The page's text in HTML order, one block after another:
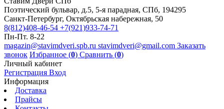
Поэтический бульвар, д.5, 5-я парадная, СПб, 194295
Санкт-Петербург, Октябрьская набережная, 50
8(812)408-46-54 +7(921)933-74-71
Пн-Пт. 8-22
magazin@stavimdveri.spb.ru stavimdveri@gmail.com Заказать
звонок Избранное (0) Сравнить (0)
Личный кабинет
Регистрация Вход
Информация
Доставка
Прайсы